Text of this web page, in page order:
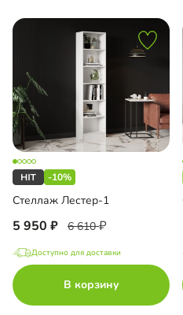
-10%
Стеллаж Лестер-1
5 950 6 610
Доступно для доставки
В корзину